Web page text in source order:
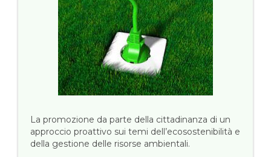
La promozione da parte della cittadinanza di un
approccio proattivo sui temi dell’ecosostenibilità e
della gestione delle risorse ambientali.